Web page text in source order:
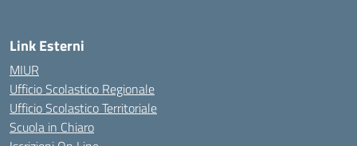
Link Esterni
MIUR
Ufficio Scolastico Regionale
Ufficio Scolastico Territoriale
Scuola in Chiaro